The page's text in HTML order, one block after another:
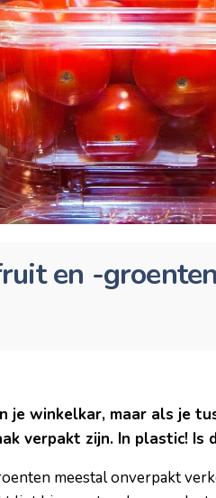
en -
je winkelkar, maar als je
verpakt zijn. In plastic! Is
meestal onverpakt